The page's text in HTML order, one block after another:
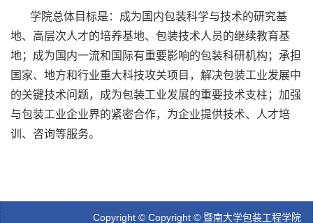
学院总体目标是：成为国内包装科学与技术的研究基
地、高层次人才的培养基地、包装技术人员的继续教育基
地；成为国内一流和国际有重要影响的包装科研机构；承担
国家、地方和行业重大科技攻关项目，解决包装工业发展中
的关键技术问题，成为包装工业发展的重要技术支柱；加强
与包装工业企业界的紧密合作，为企业提供技术、人才培
训、咨询等服务。
Copyright © Copyright © 暨南大学包装工程学院